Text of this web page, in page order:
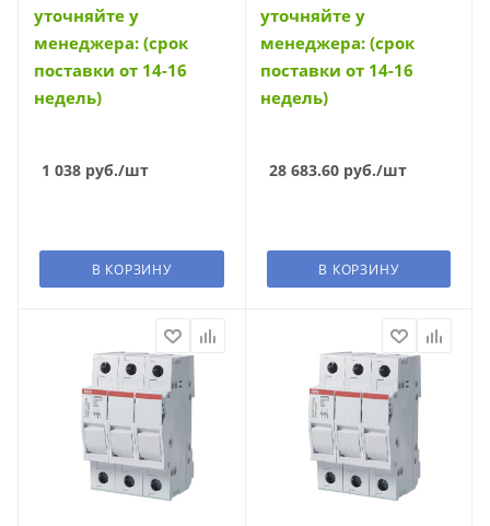
уточняйте у
менеджера: (срок
поставки от 14-16
недель)
1 038 руб./шт
В КОРЗИНУ
уточняйте у
менеджера: (срок
поставки от 14-16
недель)
28 683.60руб./шт
В КОРЗИНУ